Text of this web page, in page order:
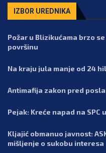
IZBOR UREDNIKA
Požar u Blizikućama brzo
površinu
Na kraju jula manje od 24
Antimafija zakon pred
Pejak: Kreće napad na SPC
Kljajić obmanuo javnost:
mišljenje o sukobu interesa